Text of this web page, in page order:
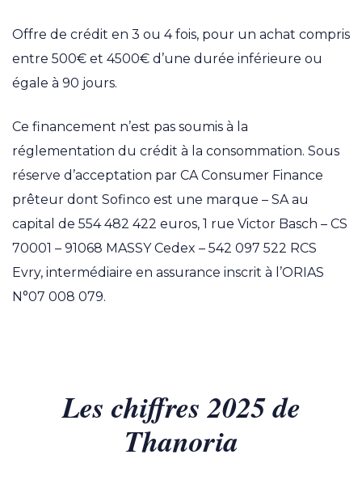
Offre de crédit en 3 ou 4 fois, pour un achat compris
entre 500€ et 4500€ d’une durée inférieure ou
égale à 90 jours.
Ce financement n’est pas soumis à la
réglementation du crédit à la consommation. Sous
réserve d’acceptation par CA Consumer Finance
prêteur dont Sofinco est une marque – SA au
capital de 554 482 422 euros, 1 rue Victor Basch – CS
70001 – 91068 MASSY Cedex – 542 097 522 RCS
Evry, intermédiaire en assurance inscrit à l’ORIAS
N°07 008 079.
Les chiffres 2025 de
Thanoria